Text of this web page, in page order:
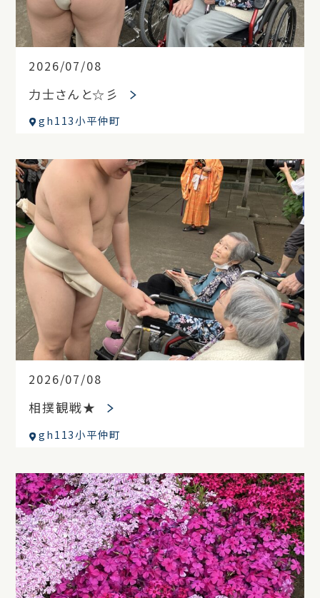
2026/07/08
力士さんと☆彡
gh113小平仲町
2026/07/08
相撲観戦★
gh113小平仲町